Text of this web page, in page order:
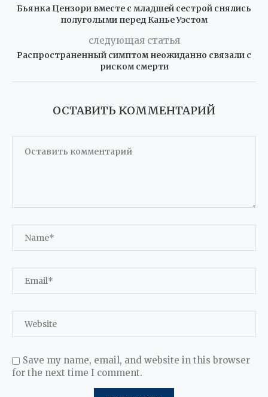
Бьянка Цензори вместе с младшей сестрой снялись
полуголыми перед Канье Уэстом
следующая статья
Распространенный симптом неожиданно связали с
риском смерти
ОСТАВИТЬ КОММЕНТАРИЙ
Save my name, email, and website in this browser
for the next time I comment.